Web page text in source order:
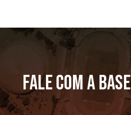
FALE COM A BASE